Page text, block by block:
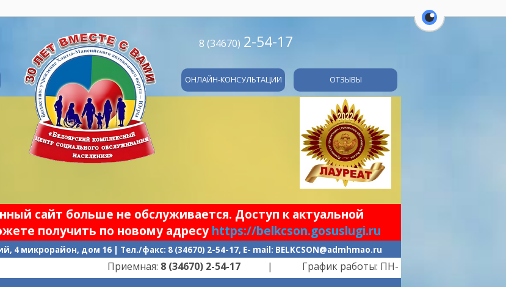
перейти на
8 (34670) 2-54-17
ОНЛАЙН-КОНСУЛЬТАЦИИ ОТЗЫВЫ
сайт больше не обслуживается. Доступ к актуальной
получить по новому адресуhttps://belkcson.gosuslugi.ru
4 микрорайон, дом 16 | Тел./факс: 8 (34670) 2-54-17, E- mail: BELKCSON@admhmao.ru
8 (34670) 2-54-17| График работы: ПН-ПТ -с 9.00 до 21.00